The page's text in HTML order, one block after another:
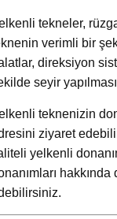
tekneler,
verimli bir
direksiyon
seyir
teknenizin
ziyaret
yelkenli